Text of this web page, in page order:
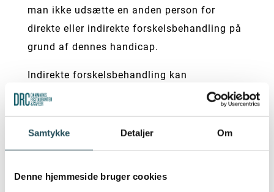
Samtykke Detaljer Om
Denne hjemmeside bruger cookies
man ikke udsætte en anden person for
direkte eller indirekte forskelsbehandling på
grund af dennes handicap.
Indirekte forskelsbehandling kan
forekomme, hvis en restaurant eller café
medbringer sin hjælpehund.
ansvar at sikre, at der ikke sker